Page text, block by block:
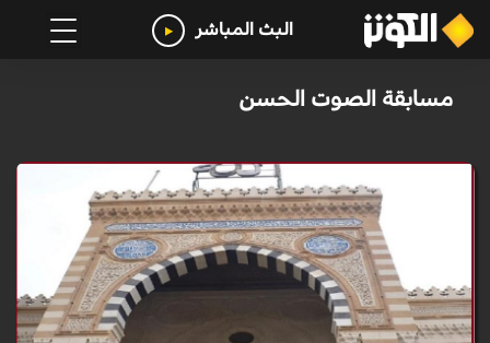
البث المباشر
مسابقة الصوت الحسن